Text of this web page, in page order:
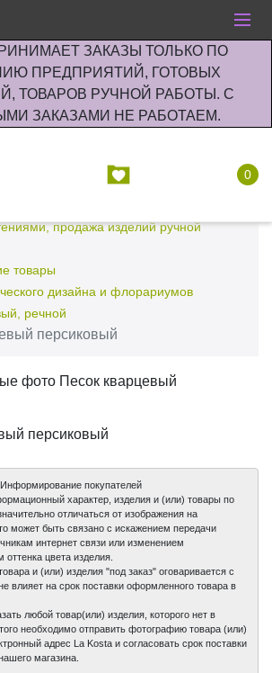
ЗАКАЗЫ ТОЛЬКО ПО
ПРЕДПРИЯТИЙ, ГОТОВЫХ
ТОВАРОВ РУЧНОЙ РАБОТЫ. С
ЗАКАЗАМИ НЕ РАБОТАЕМ.
0
продажа изделий ручной
товары
дизайна и флорариумов
речной
персиковый
Информирование покупателей
характер, изделия и (или) товары по
отличаться от изображения на
может быть связано с искажением передачи
интернет связи или изменением
оттенка цвета изделия.
и (или) изделия "под заказ" оговаривается с
влияет на срок поставки оформленного товара в
любой товар(или) изделия, которого нет в
необходимо отправить фотографию товара (или)
адрес La Kosta и согласовать срок поставки
магазина.